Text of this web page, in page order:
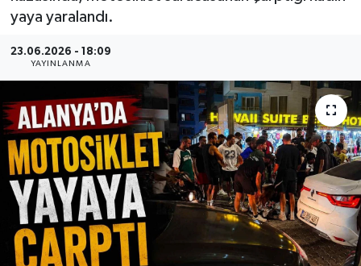
yaya yaralandı.
23.06.2026 - 18:09
YAYINLANMA